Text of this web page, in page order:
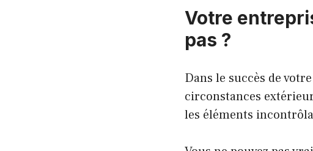
Votre
pas ?
Dans le succès de
circonstances
les éléments